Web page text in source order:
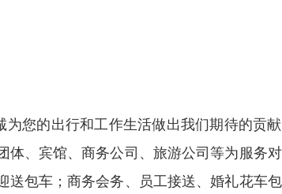
您的出行和工作生活做出我们期待的贡
、宾馆、商务公司、旅游公司等为服务
包车；商务会务、员工接送、婚礼花车